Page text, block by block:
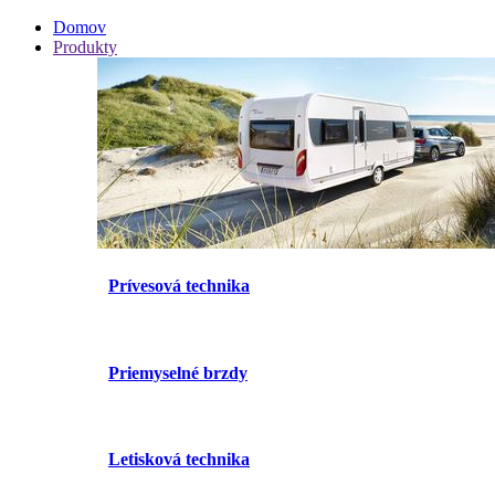
Domov
Produkty
Prívesová technika
Priemyselné brzdy
Letisková technika